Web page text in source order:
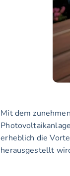
Mit dem
erheblich die
herausgestellt